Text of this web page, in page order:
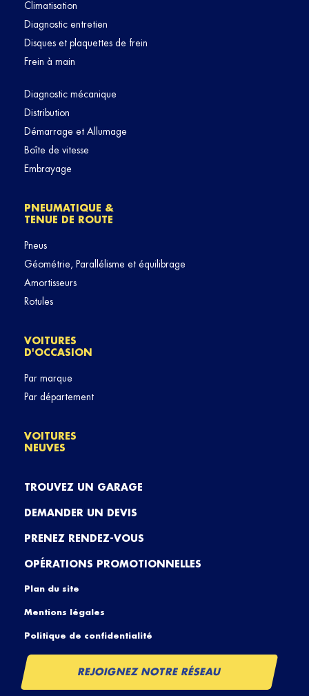
Climatisation
Diagnostic entretien
Disques et plaquettes de frein
Frein à main
Diagnostic mécanique
Distribution
Démarrage et Allumage
Boîte de vitesse
Embrayage
PNEUMATIQUE &
TENUE DE ROUTE
Pneus
Géométrie, Parallélisme et équilibrage
Amortisseurs
Rotules
VOITURES
D'OCCASION
Par marque
Par département
VOITURES
NEUVES
TROUVEZ UN GARAGE
DEMANDER UN DEVIS
PRENEZ RENDEZ-VOUS
OPÉRATIONS PROMOTIONNELLES
Plan du site
Mentions légales
Politique de confidentialité
REJOIGNEZ NOTRE RÉSEAU